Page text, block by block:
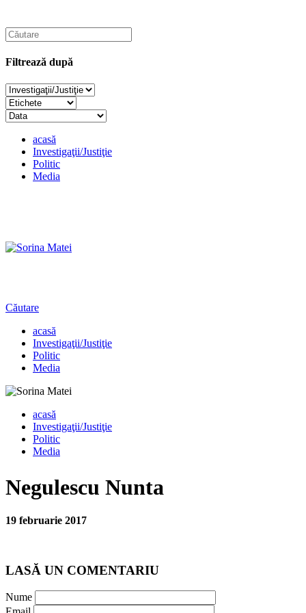
Filtrează după
acasă
Investigaţii/Justiţie
Politic
Media
Căutare
acasă
Investigaţii/Justiţie
Politic
Media
acasă
Investigaţii/Justiţie
Politic
Media
Negulescu Nunta
19 februarie 2017
LASĂ UN COMENTARIU
Nume